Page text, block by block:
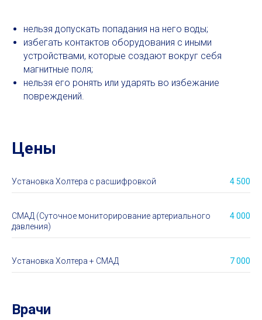
нельзя допускать попадания на него воды;
избегать контактов оборудования с иными
устройствами, которые создают вокруг себя
магнитные поля;
нельзя его ронять или ударять во избежание
повреждений.
Цены
Установка Холтера с расшифровкой 4 500
СМАД (Суточное мониторирование артериального
давления)
4 000
Установка Холтера + СМАД 7 000
Врачи